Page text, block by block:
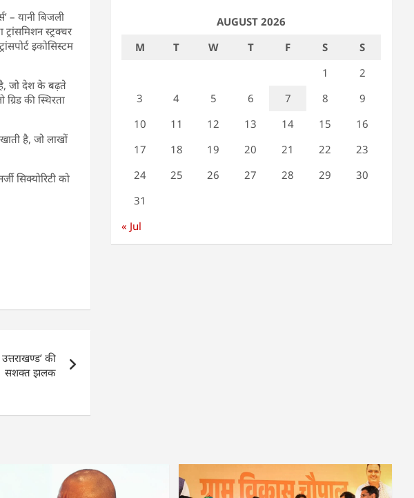
– यानी बिजली
स्ट्रक्चर
इकोसिस्टम
है, जो देश के बढ़ते
की स्थिरता
है, जो लाखों
सिक्योरिटी को
की
सशक्त झलक
AUGUST 2026
M
T W T F S
S
1
2
3
4 5 6 7 8
9
10
11 12 13 14 15
16
17
18 19 20 21 22
23
24
25 26 27 28 29
30
31
« Jul